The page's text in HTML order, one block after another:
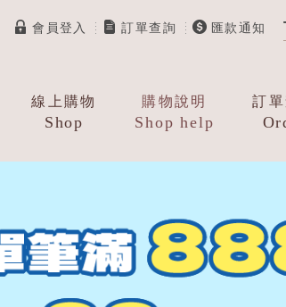
會員登入 訂單查詢 匯款通知
線上購物
Shop
購物說明
Shop help
訂